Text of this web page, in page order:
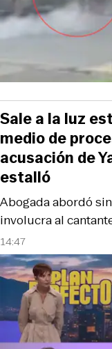
14:47
Abogada abordó
involucra al
Sale a la luz
medio de
acusación de
estalló